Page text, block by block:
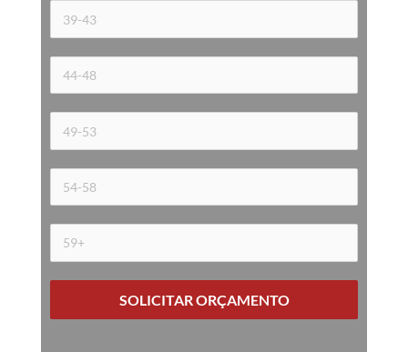
SOLICITAR ORÇAMENTO